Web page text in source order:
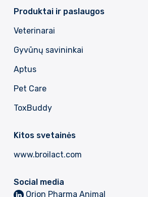
Produktai ir paslaugos
Veterinarai
Gyvūnų savininkai
Aptus
Pet Care
ToxBuddy
Kitos svetainės
www.broilact.com
Social media
Orion Pharma Animal